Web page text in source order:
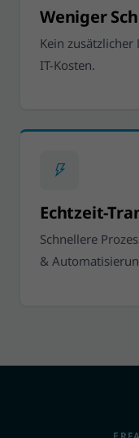
Weniger
Kein
IT-Kosten.
Echtzeit-
Schnellere
&